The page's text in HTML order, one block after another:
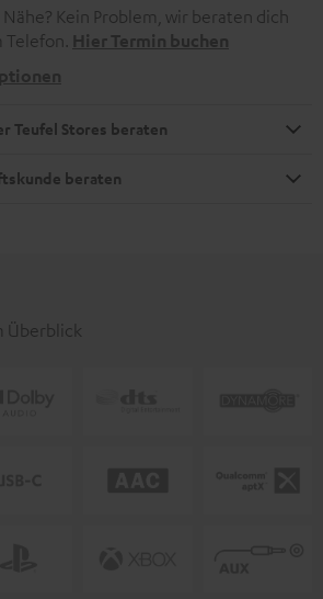
Kein Problem, wir beraten dich
Telefon. Hier Termin buchen
Teufel Stores beraten
beraten
Überblick